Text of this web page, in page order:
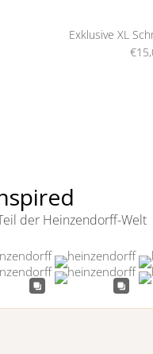
Exklusive XL
der Heinzendorff-Welt